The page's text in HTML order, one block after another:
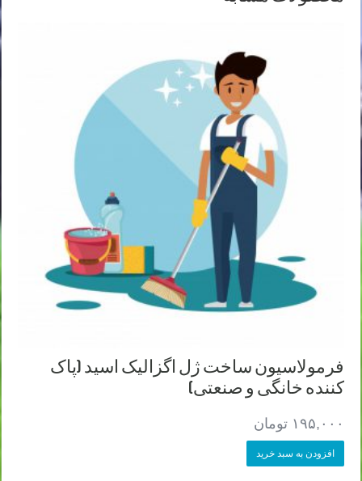
فرمولاسیون ساخت ژل اگزالیک اسید (پاک
کننده خانگی و صنعتی)
۱۹۵,۰۰۰ تومان
افزودن به سبد خرید